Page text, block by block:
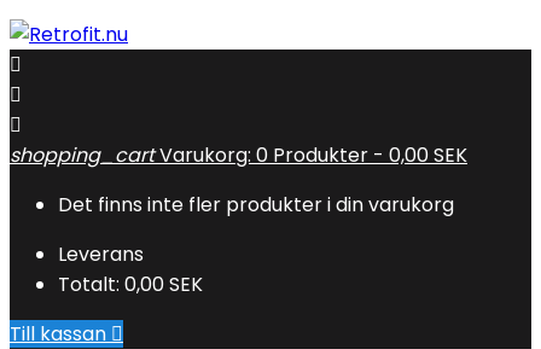



shopping_cartVarukorg: 0 Produkter - 0,00 SEK
Det finns inte fler produkter i din varukorg
Leverans
Totalt: 0,00 SEK
Till kassan 